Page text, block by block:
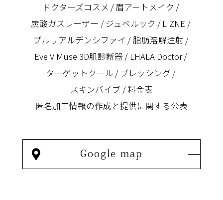
ドクターズコスメ
眉アートメイク
炭酸ガスレーザー
ジュベルック
LIZNE
プルリアルデンシファイ
脂肪溶解注射
Eve V Muse 3D肌診断器
LHALA Doctor
ターゲットクール
ブレッシング
スキンバイブ
料金表
匿名加⼯情報の作成と提供に関する公表
Google map